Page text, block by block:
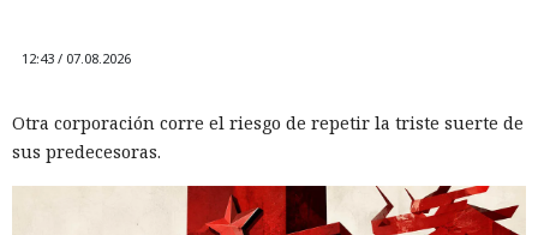
12:43 / 07.08.2026
Otra corporación corre el riesgo de repetir la triste suerte de
sus predecesoras.